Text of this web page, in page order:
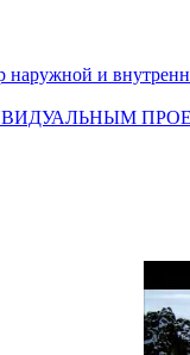
и внутренней